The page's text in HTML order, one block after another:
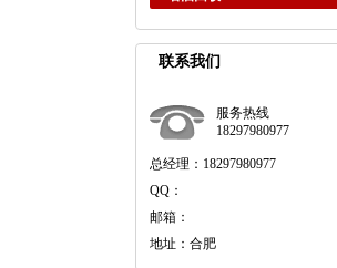
联系我们
服务热线
18297980977
总经理：18297980977
QQ：
邮箱：
地址：合肥